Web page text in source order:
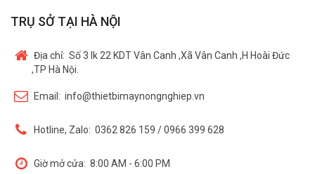
TRỤ SỞ TẠI HÀ NỘI
Địa chỉ: Số 3 lk 22 KDT Vân Canh ,Xã Vân Canh ,H Hoài Đức
,TP Hà Nội.
Email: info@thietbimaynongnghiep.vn
Hotline, Zalo: 0362 826 159 / 0966 399 628
Giờ mở cửa: 8:00 AM - 6:00 PM